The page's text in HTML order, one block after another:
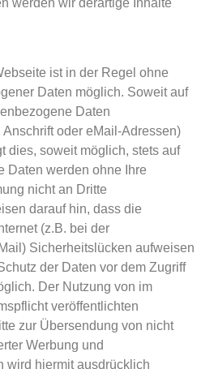
ist in der Regel ohne
Daten möglich. Soweit auf
Daten
oder eMail-Adressen)
dies, soweit möglich, stets auf
Daten werden ohne Ihre
nicht an Dritte
darauf hin, dass die
(z.B. bei der
Sicherheitslücken aufweisen
der Daten vor dem Zugriff
Der Nutzung von im
veröffentlichten
zur Übersendung von nicht
Werbung und
wird hiermit ausdrücklich